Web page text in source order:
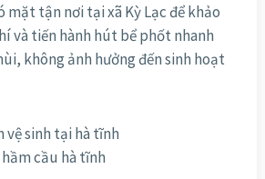
mặt tận nơi tại xã Kỳ Lạc để khảo
và tiến hành hút bể phốt nhanh
không ảnh hưởng đến sinh hoạt
cầu hà tĩnh